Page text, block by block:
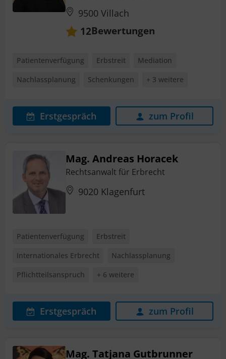
9500 Villach
12Bewertungen
Patientenverfügung Erbstreit
Mediation
Nachlassplanung
Schenkungen + 3 weitere
Erstgespräch zum Profil
Mag. Andreas Horacek
Rechtsanwalt für Erbrecht
9020 Klagenfurt
Patientenverfügung
Erbstreit
Internationales Erbrecht
Nachlassplanung
Pflichtteilsanspruch
+ 6 weitere
Erstgespräch zum Profil
Mag. Tatjana Gutbrunner